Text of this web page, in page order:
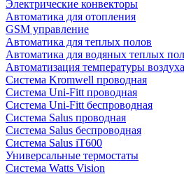
Электрические конвекторы
Автоматика для отопления
GSM управление
Автоматика для теплых полов
Автоматика для водяных теплых
Автоматизация температуры воздуха
Система Kromwell проводная
Система Uni-Fitt проводная
Система Uni-Fitt беспроводная
Система Salus проводная
Система Salus беспроводная
Система Salus iT600
Универсальные термостаты
Система Watts Vision